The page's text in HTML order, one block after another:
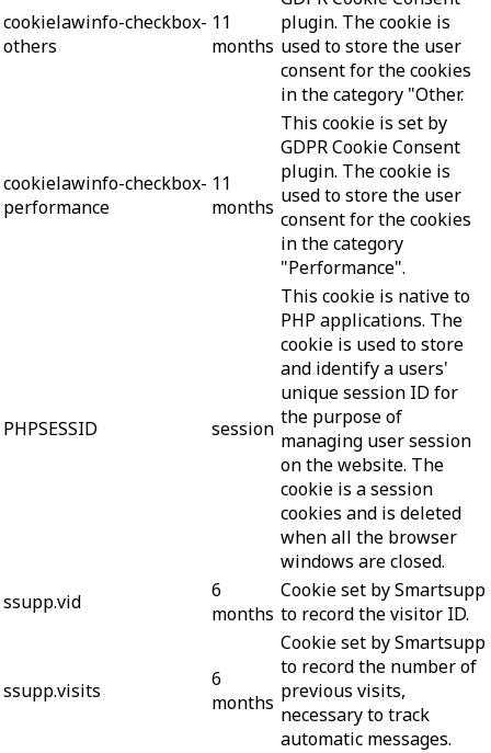
cookielawinfo-checkbox-
others
11
months
plugin. The cookie is
used to store the user
consent for the cookies
in the category "Other.
cookielawinfo-checkbox-
performance
11
months
This cookie is set by
GDPR Cookie Consent
plugin. The cookie is
used to store the user
consent for the cookies
in the category
"Performance".
PHPSESSID session
This cookie is native to
PHP applications. The
cookie is used to store
and identify a users'
unique session ID for
the purpose of
managing user session
on the website. The
cookie is a session
cookies and is deleted
when all the browser
windows are closed.
ssupp.vid
6
months
Cookie set by Smartsupp
to record the visitor ID.
ssupp.visits
6
months
Cookie set by Smartsupp
to record the number of
previous visits,
necessary to track
automatic messages.